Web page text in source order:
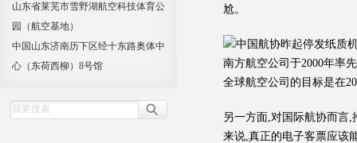
山东省莱芜市雪野湖航空科技体育公
园（航空基地）
中国山东济南历下区经十东路奥体中
心（东荷西柳）8号馆
尬。
南方航空公司于2000年率
全球航空公司的目标是在
另一方面,对国际航协而言
来说,真正的电子客票应该